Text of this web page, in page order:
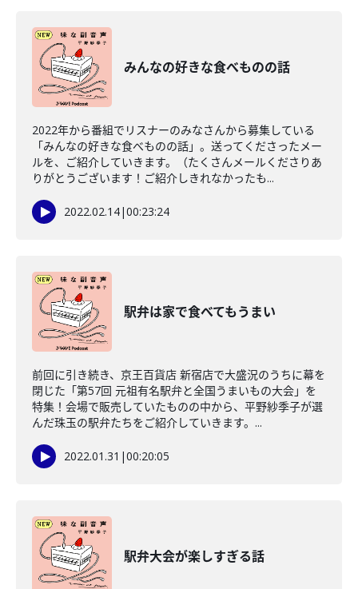
みんなの好きな食べものの話
2022年から番組でリスナーのみなさんから募集している
「みんなの好きな食べものの話」。送ってくださったメー
ルを、ご紹介していきます。（たくさんメールくださりあ
りがとうございます！ご紹介しきれなかったも...
2022.02.14|00:23:24
駅弁は家で食べてもうまい
前回に引き続き、京王百貨店 新宿店で大盛況のうちに幕を
閉じた「第57回 元祖有名駅弁と全国うまいもの大会」を
特集！会場で販売していたものの中から、平野紗季子が選
んだ珠玉の駅弁たちをご紹介していきます。...
2022.01.31 |00:20:05
駅弁大会が楽しすぎる話